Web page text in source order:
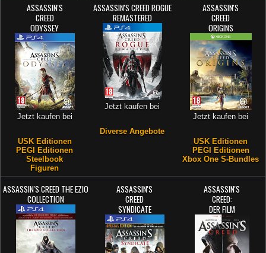
ASSASSIN'S
CREED
ODYSSEY
Jetzt kaufen bei
USK Editionen
PEGI Editionen
Steelbook
Figuren
ASSASSIN'S CREED ROGUE
REMASTERED
Jetzt kaufen bei
Diverse Angebote
ASSASSIN'S
CREED
ORIGINS
Jetzt kaufen bei
USK Editionen
PEGI Editionen
Xbox One S-Bundles
ASSASSIN'S CREED THE EZIO
COLLECTION
ASSASSIN'S
CREED
SYNDICATE
ASSASSIN'S
CREED:
DER FILM